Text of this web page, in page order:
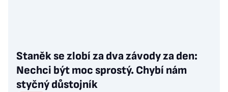
Staněk se zlobí za dva závody za den:
Nechci být moc sprostý. Chybí nám
styčný důstojník